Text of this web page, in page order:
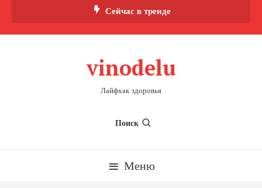
Сейчас в тренде
vinodelu
Лайфхак здоровья
Поиск
Меню